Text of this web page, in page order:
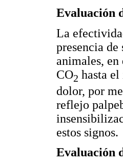
Evaluación
La
presencia
animales,
CO2 hasta
dolor, por
reflejo
estos signos.
Evaluación